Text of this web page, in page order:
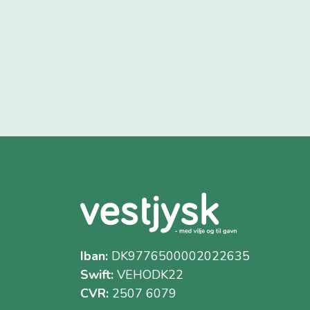
Iban:DK9776500002022635
Swift:VEHODK22
CVR:2507 6079